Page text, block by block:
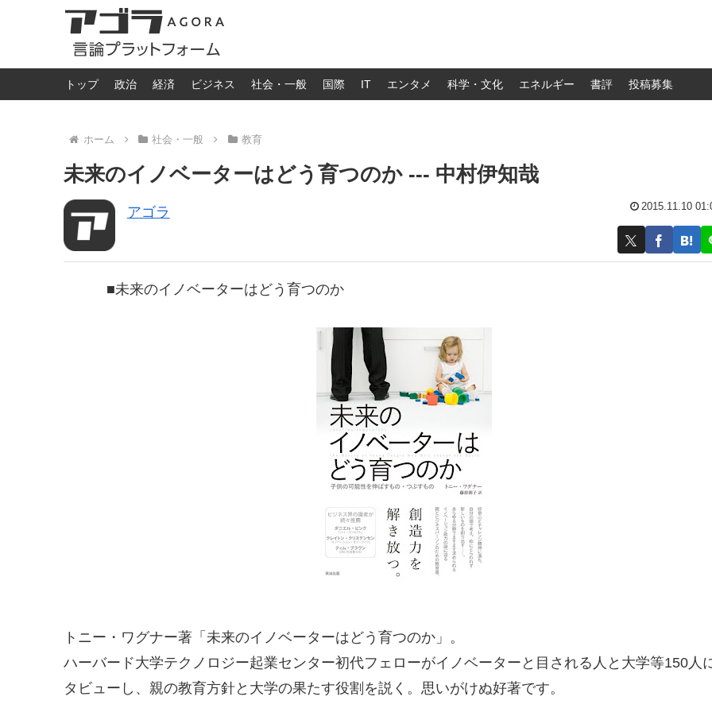
トップ 政治 経済 ビジネス 社会・一般 国際 IT エンタメ 科学・文化 エネルギー 書評 投稿募集
ホーム 社会・一般 教育
未来のイノベーターはどう育つのか --- 中村伊知哉
アゴラ 2015.11.10
■未来のイノベーターはどう育つのか
トニー・ワグナー著「未来のイノベーターはどう育つのか」。
ハーバード大学テクノロジー起業センター初代フェローがイノベーターと目される人と大学等150人
タビューし、親の教育方針と大学の果たす役割を説く。思いがけぬ好著です。